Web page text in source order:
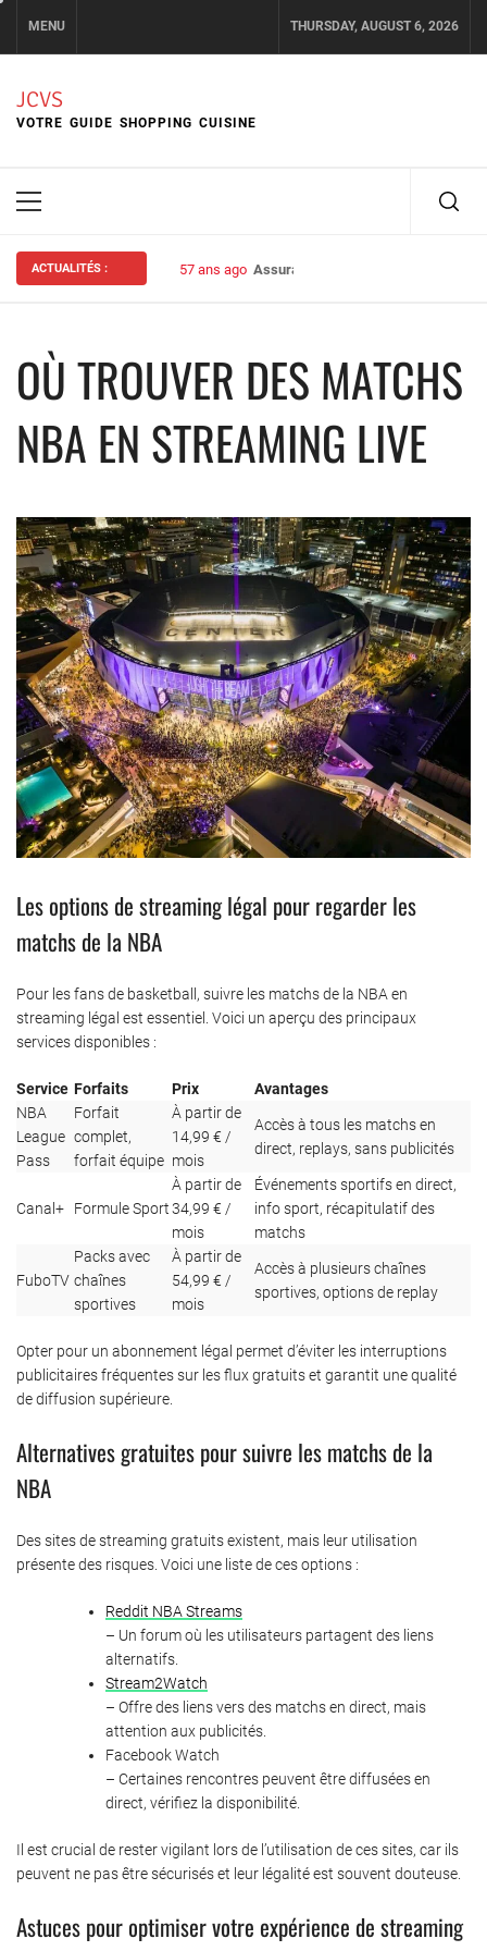
content
MENU THURSDAY, AUGUST 6, 2026
JCVS
VOTRE GUIDE SHOPPING CUISINE
Primary
ACTUALITÉS : 57 ans ago Assurance habitation : bien choisir
OÙ TROUVER DES MATCHS
NBA EN STREAMING LIVE
Les options de streaming légal pour regarder les
matchs de la NBA
Pour les fans de basketball, suivre les matchs de la NBA en
streaming légal est essentiel. Voici un aperçu des principaux
services disponibles :
Service Forfaits Prix
Avantages
NBA
League
Pass
Forfait
complet,
forfait équipe
À partir de
14,99 € /
mois
Accès à tous les matchs en
direct, replays, sans publicités
Canal+ Formule Sport
À partir de
34,99 € /
mois
Événements sportifs en direct,
info sport, récapitulatif des
matchs
FuboTV
Packs avec
chaînes
sportives
À partir de
54,99 € /
mois
Accès à plusieurs chaînes
sportives, options de replay
Opter pour un abonnement légal permet d’éviter les interruptions
publicitaires fréquentes sur les flux gratuits et garantit une qualité
de diffusion supérieure.
Alternatives gratuites pour suivre les matchs de la
NBA
Des sites de streaming gratuits existent, mais leur utilisation
présente des risques. Voici une liste de ces options :
Reddit NBA Streams
– Un forum où les utilisateurs partagent des liens
alternatifs.
Stream2Watch
– Offre des liens vers des matchs en direct, mais
attention aux publicités.
Facebook Watch
– Certaines rencontres peuvent être diffusées en
direct, vérifiez la disponibilité.
Il est crucial de rester vigilant lors de l’utilisation de ces sites, car ils
peuvent ne pas être sécurisés et leur légalité est souvent douteuse.
Astuces pour optimiser votre expérience de streaming